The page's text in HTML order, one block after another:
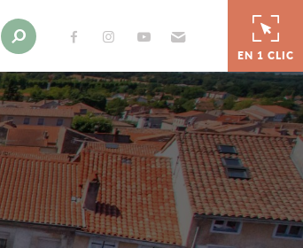
EN 1 CLIC
Moteur de recherche Envoyer par e-mail